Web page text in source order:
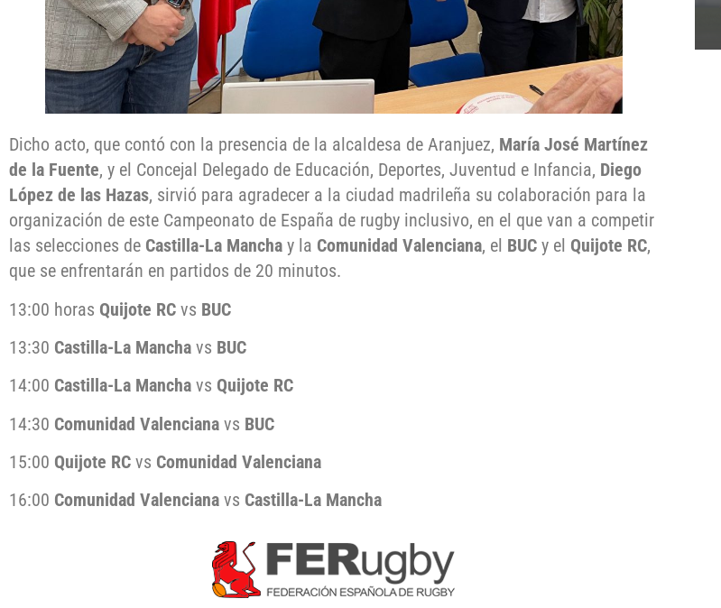
Dicho acto, que contó con la presencia de la alcaldesa de Aranjuez, María José Martínez
de la Fuente, y el Concejal Delegado de Educación, Deportes, Juventud e Infancia, Diego
López de las Hazas, sirvió para agradecer a la ciudad madrileña su colaboración para la
organización de este Campeonato de España de rugby inclusivo, en el que van a competir
las selecciones de Castilla-La Mancha y la Comunidad Valenciana, el BUC y el Quijote RC,
que se enfrentarán en partidos de 20 minutos.
13:00 horas Quijote RC vs BUC
13:30 Castilla-La Mancha vs BUC
14:00 Castilla-La Mancha vs Quijote RC
14:30 Comunidad Valenciana vs BUC
15:00 Quijote RC vs Comunidad Valenciana
16:00 Comunidad Valenciana vs Castilla-La Mancha